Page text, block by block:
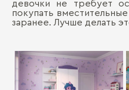
девочки не требует
покупать
заранее. Лучше делать